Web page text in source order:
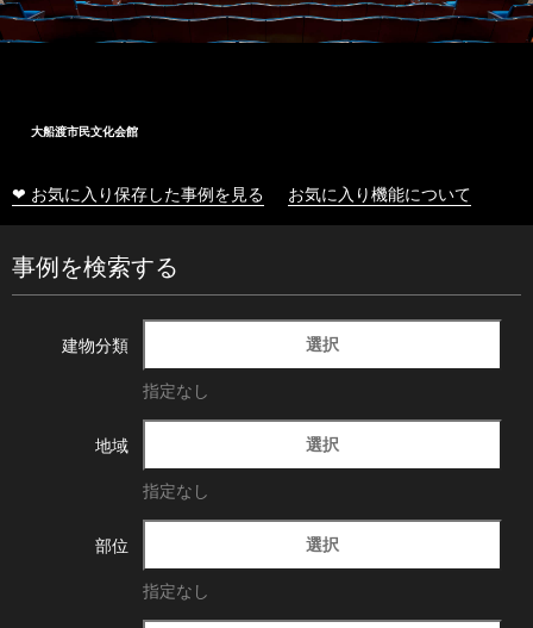
大船渡市民文化会館
❤ お気に入り保存した事例を見る お気に入り機能について
事例を検索する
建物分類 選択
指定なし
地域 選択
指定なし
部位 選択
指定なし